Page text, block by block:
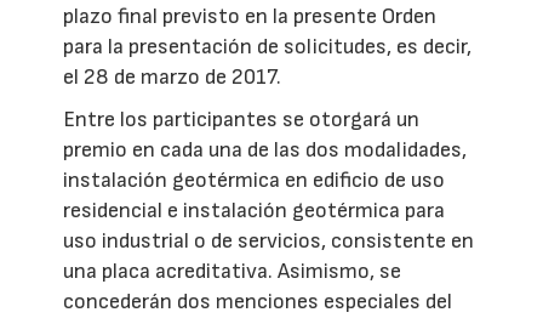
plazo final previsto en la presente Orden
para la presentación de solicitudes, es decir,
el 28 de marzo de 2017.
Entre los participantes se otorgará un
premio en cada una de las dos modalidades,
instalación geotérmica en edificio de uso
residencial e instalación geotérmica para
uso industrial o de servicios, consistente en
una placa acreditativa. Asimismo, se
concederán dos menciones especiales del